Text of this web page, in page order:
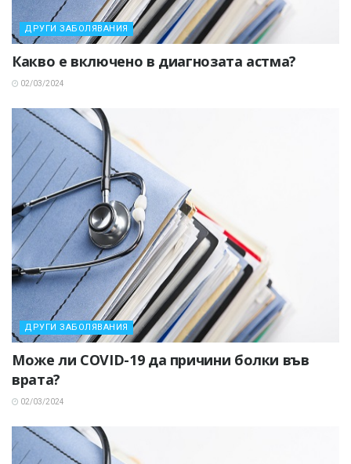
ДРУГИ ЗАБОЛЯВАНИЯ
Какво е включено в диагнозата астма?
02/03/2024
ДРУГИ ЗАБОЛЯВАНИЯ
Може ли COVID-19 да причини болки във
врата?
02/03/2024